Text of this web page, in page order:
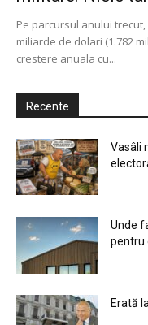
Pe parcursul anului
miliarde de dolari (1.782
crestere anuala cu...
Recente
Vasâli
Unde
pentru
Erată